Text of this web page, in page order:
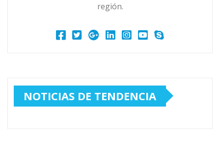
región.
NOTICIAS DE TENDENCIA